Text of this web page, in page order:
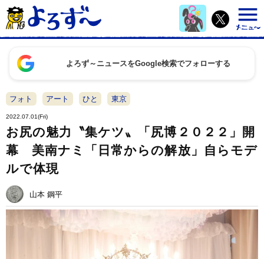
よろず～ニュースをGoogle検索でフォローする
フォト アート ひと 東京
2022.07.01(Fri)
お尻の魅力〝集ケツ〟「尻博２０２２」開
幕 美南ナミ「日常からの解放」自らモデ
ルで体現
山本 鋼平